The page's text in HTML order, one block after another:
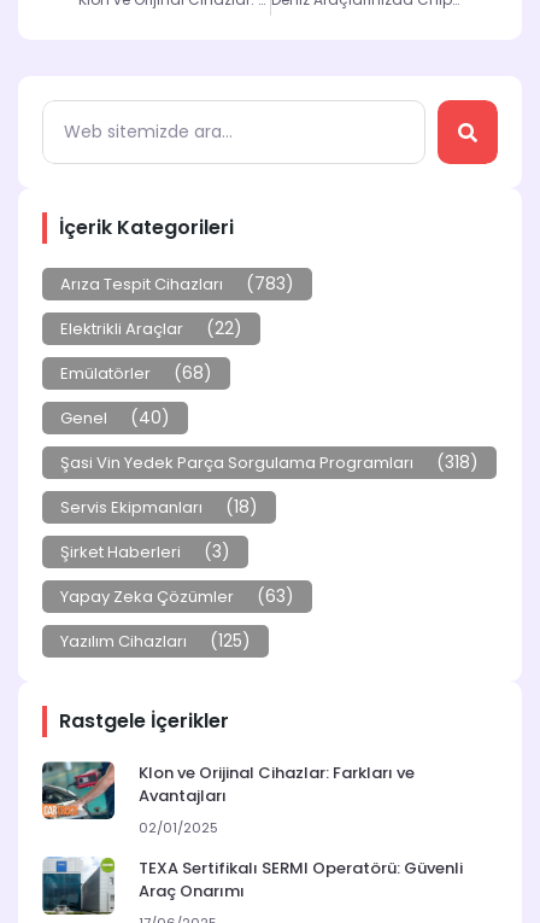
İçerik Kategorileri
Arıza Tespit Cihazları (783)
Elektrikli Araçlar (22)
Emülatörler (68)
Genel (40)
Şasi Vin Yedek Parça Sorgulama Programları (318)
Servis Ekipmanları (18)
Şirket Haberleri (3)
Yapay Zeka Çözümler (63)
Yazılım Cihazları (125)
Rastgele İçerikler
Klon ve Orijinal Cihazlar: Farkları ve
Avantajları
02/01/2025
TEXA Sertifikalı SERMI Operatörü: Güvenli
Araç Onarımı